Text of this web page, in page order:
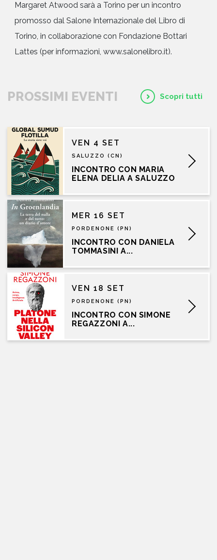
Margaret Atwood sarà a Torino per un incontro
promosso dal Salone Internazionale del Libro di
Torino, in collaborazione con Fondazione Bottari
Lattes (per informazioni, www.salonelibro.it).
PROSSIMI EVENTI Scopri tutti
VEN 4 SET
SALUZZO (CN)
INCONTRO CON MARIA
ELENA DELIA A SALUZZO
MER 16 SET
PORDENONE (PN)
INCONTRO CON DANIELA
TOMMASINI A...
VEN 18 SET
PORDENONE (PN)
INCONTRO CON SIMONE
REGAZZONI A...